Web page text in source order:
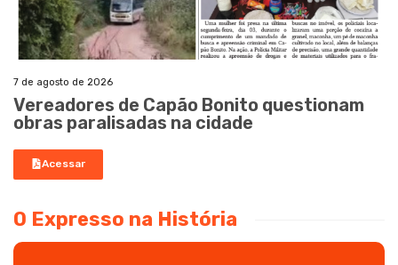
7 de agosto de 2026
Vereadores de Capão Bonito questionam
obras paralisadas na cidade
Acessar
O Expresso na História